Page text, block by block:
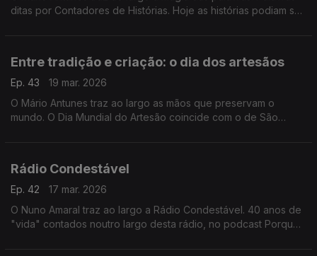
ditas por Contadores de Histórias. Hoje as histórias podiam ser
Entre tradição e criação: o dia dos artesãos
Ep. 43
19 mar. 2026
O Mário Antunes traz ao largo as mãos que preservam o
mundo. O Dia Mundial do Artesão coincide com o de São
Rádio Condestável
Ep. 42
17 mar. 2026
O Nuno Amaral traz ao largo a Rádio Condestável. 40 anos de
"vida" contados noutro largo desta rádio, no podcast Porque